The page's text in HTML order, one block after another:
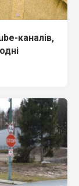
каналів,